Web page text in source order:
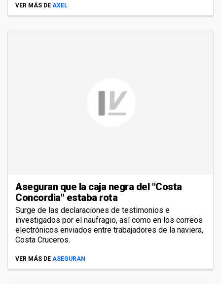
VER MÁS DE AXEL
Aseguran que la caja negra del "Costa
Concordia" estaba rota
Surge de las declaraciones de testimonios e
investigados por el naufragio, así como en los correos
electrónicos enviados entre trabajadores de la naviera,
Costa Cruceros.
VER MÁS DE ASEGURAN